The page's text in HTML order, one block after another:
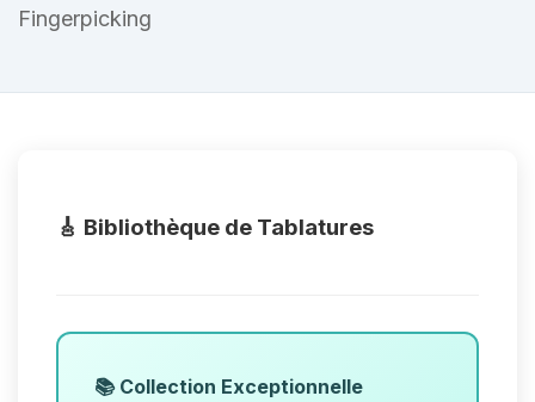
Fingerpicking
🎸 Bibliothèque de Tablatures
📚 Collection Exceptionnelle